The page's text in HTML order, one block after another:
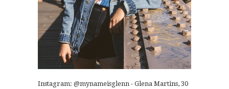
Instagram: @mynameisglenn - Glena Martins, 30